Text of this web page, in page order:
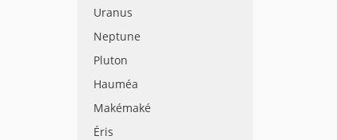
Uranus
Neptune
Pluton
Hauméa
Makémaké
Éris